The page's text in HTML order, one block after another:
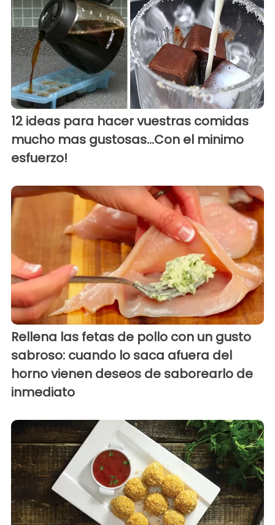
12 ideas para hacer vuestras comidas
mucho mas gustosas...Con el minimo
esfuerzo!
Rellena las fetas de pollo con un gusto
sabroso: cuando lo saca afuera del
horno vienen deseos de saborearlo de
inmediato